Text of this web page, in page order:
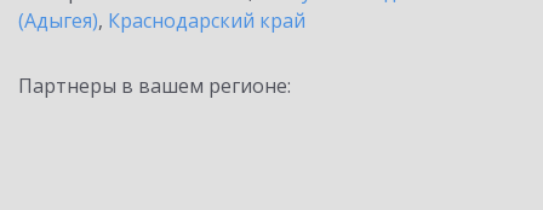
(Адыгея), Краснодарский край
Партнеры в вашем регионе: